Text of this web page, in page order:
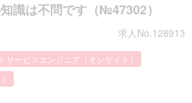
識は不問です（№47302）
求人No.128913
ービスエンジニア（オンサイト）